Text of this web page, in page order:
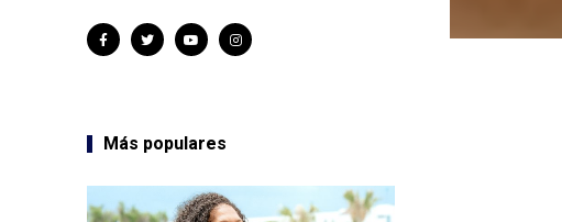
Más populares